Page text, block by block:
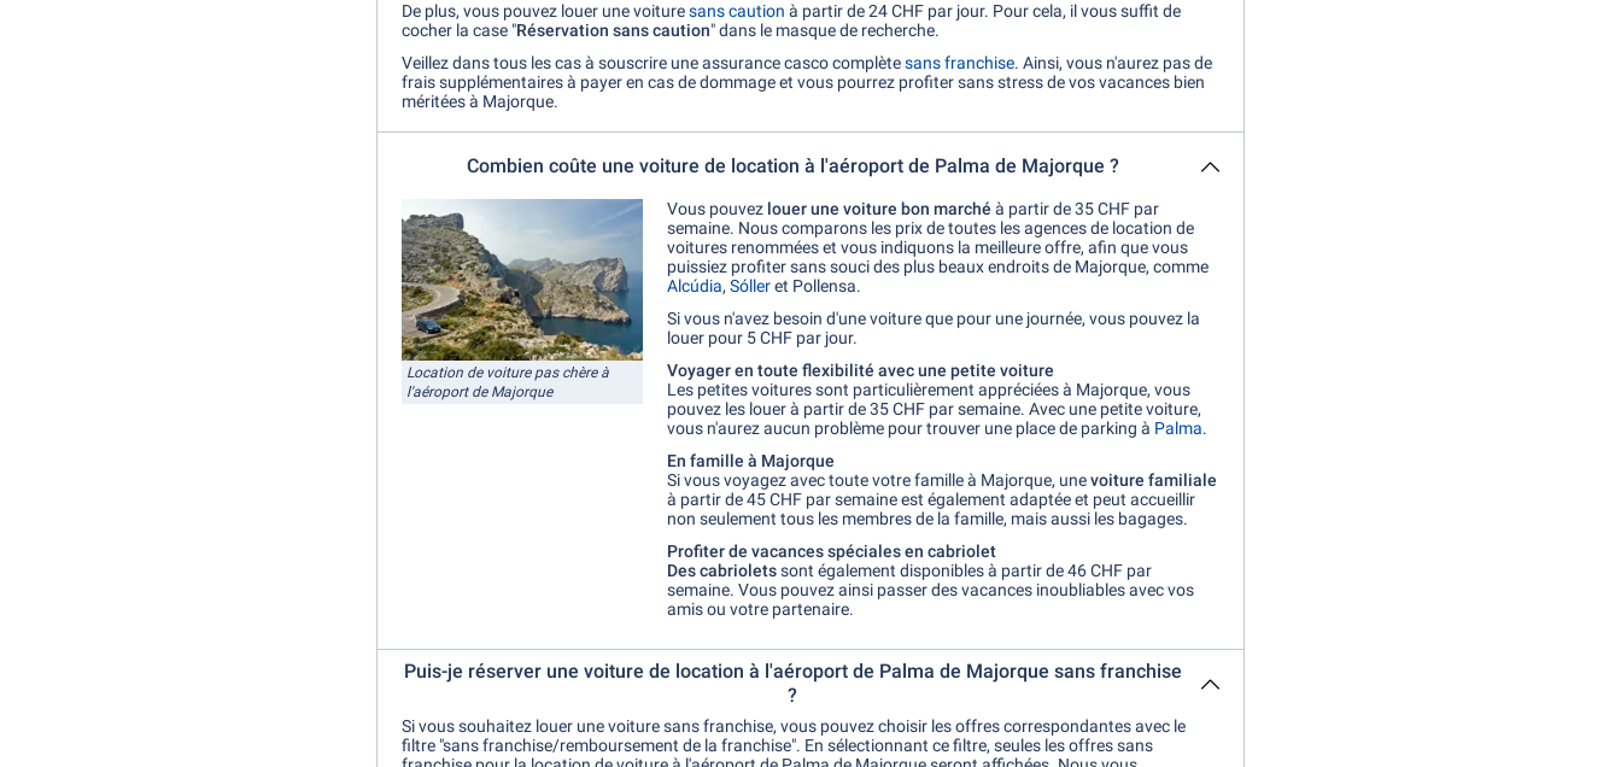
De plus, vous pouvez louer une voituresans caution à partir de 24 CHF par jour. Pour cela, il vous suffit de
cocher la case "Réservation sans caution" dans le masque de recherche.
Veillez dans tous les cas à souscrire une assurance casco complètesans franchise. Ainsi, vous n'aurez pas de
frais supplémentaires à payer en cas de dommage et vous pourrez profiter sans stress de vos vacances bien
méritées à Majorque.
Combien coûte une voiture de location à l'aéroport de Palma de Majorque ?
Location de voiture pas chère à
l'aéroport de Majorque
Vous pouvez louer une voiture bon marché à partir de 35 CHF par
semaine. Nous comparons les prix de toutes les agences de location de
voitures renommées et vous indiquons la meilleure offre, afin que vous
puissiez profiter sans souci des plus beaux endroits de Majorque, comme
Alcúdia, Sólleret Pollensa.
Si vous n'avez besoin d'une voiture que pour une journée, vous pouvez la
louer pour 5 CHF par jour.
Voyager en toute flexibilité avec une petite voiture
Les petites voitures sont particulièrement appréciées à Majorque, vous
pouvez les louer à partir de 35 CHF par semaine. Avec une petite voiture,
vous n'aurez aucun problème pour trouver une place de parking à Palma.
En famille à Majorque
Si vous voyagez avec toute votre famille à Majorque, unevoiture familiale
à partir de 45 CHF par semaine est également adaptée et peut accueillir
non seulement tous les membres de la famille, mais aussi les bagages.
Profiter de vacances spéciales en cabriolet
Des cabrioletssont également disponibles à partir de 46 CHF par
semaine. Vous pouvez ainsi passer des vacances inoubliables avec vos
amis ou votre partenaire.
Puis-je réserver une voiture de location à l'aéroport de Palma de Majorque sans franchise
?
Si vous souhaitez louer une voiture sans franchise, vous pouvez choisir les offres correspondantes avec le
filtre "sans franchise/remboursement de la franchise". En sélectionnant ce filtre, seules les offres sans